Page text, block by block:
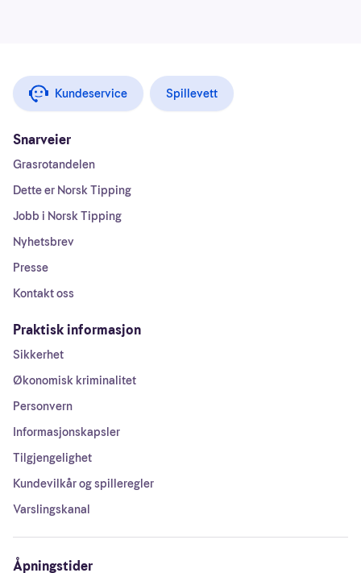
Kundeservice Spillevett
Snarveier
Grasrotandelen
Dette er Norsk Tipping
Jobb i Norsk Tipping
Nyhetsbrev
Presse
Kontakt oss
Praktisk informasjon
Sikkerhet
Økonomisk kriminalitet
Personvern
Informasjonskapsler
Tilgjengelighet
Kundevilkår og spilleregler
Varslingskanal
Åpningstider